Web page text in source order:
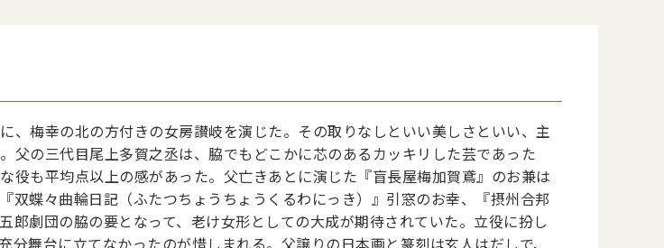
、梅幸の北の方付きの女房讃岐を演じた。その取りなしといい美しさといい、主
の三代目尾上多賀之丞は、脇でもどこかに芯のあるカッキリした芸であった
も平均点以上の感があった。父亡きあとに演じた『盲長屋梅加賀鳶』のお兼は
蝶々曲輪日記（ふたつちょうちょうくるわにっき）』引窓のお幸、『摂州合邦
劇団の脇の要となって、老け女形としての大成が期待されていた。立役に扮し
舞台に立てなかったのが惜しまれる。父譲りの日本画と篆刻は玄人はだしで、